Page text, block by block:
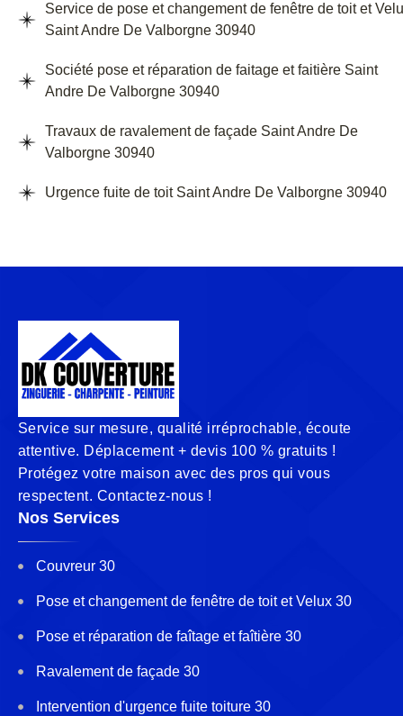
Service de pose et changement de fenêtre de toit et
Saint Andre De Valborgne 30940
Société pose et réparation de faitage et faitière Saint
Andre De Valborgne 30940
Travaux de ravalement de façade Saint Andre De
Valborgne 30940
Urgence fuite de toit Saint Andre De Valborgne 30940
Service sur mesure, qualité irréprochable, écoute
attentive. Déplacement + devis 100 % gratuits !
Protégez votre maison avec des pros qui vous
respectent. Contactez-nous !
Nos Services
Couvreur 30
Pose et changement de fenêtre de toit et Velux 30
Pose et réparation de faîtage et faîtière 30
Ravalement de façade 30
Intervention d'urgence fuite toiture 30